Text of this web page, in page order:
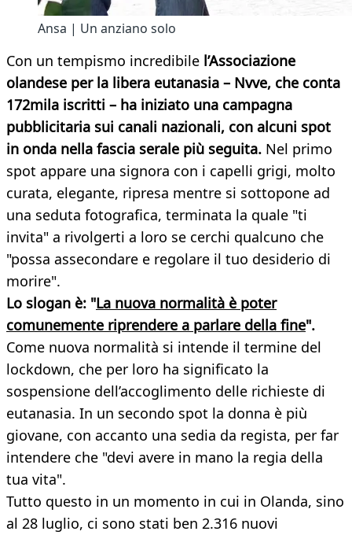
Ansa | Un anziano solo
Con un tempismo incredibile l’Associazione
olandese per la libera eutanasia – Nvve, che conta
172mila iscritti – ha iniziato una campagna
pubblicitaria sui canali nazionali, con alcuni spot
in onda nella fascia serale più seguita. Nel primo
spot appare una signora con i capelli grigi, molto
curata, elegante, ripresa mentre si sottopone ad
una seduta fotografica, terminata la quale "ti
invita" a rivolgerti a loro se cerchi qualcuno che
"possa assecondare e regolare il tuo desiderio di
morire".
Lo slogan è: "La nuova normalità è poter
comunemente riprendere a parlare della fine".
Come nuova normalità si intende il termine del
lockdown, che per loro ha significato la
sospensione dell’accoglimento delle richieste di
eutanasia. In un secondo spot la donna è più
giovane, con accanto una sedia da regista, per far
intendere che "devi avere in mano la regia della
tua vita".
Tutto questo in un momento in cui in Olanda, sino
al 28 luglio, ci sono stati ben 2.316 nuovi